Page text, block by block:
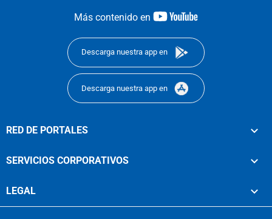
Más contenido en
youtube-
Descarga nuestra app en
Descarga nuestra app en
RED DE PORTALES
SERVICIOS CORPORATIVOS
LEGAL